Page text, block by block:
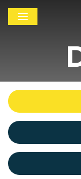
Du neuf
De l'immo